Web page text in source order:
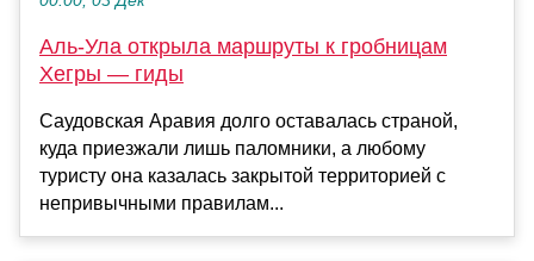
Аль-Ула открыла маршруты к гробницам
Хегры — гиды
Саудовская Аравия долго оставалась страной,
куда приезжали лишь паломники, а любому
туристу она казалась закрытой территорией с
непривычными правилам...